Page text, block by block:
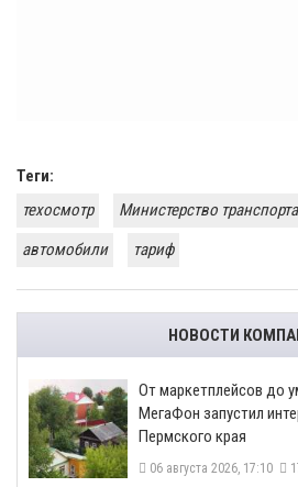
Теги:
техосмотр
Министерство
автомобили
тариф
НОВОСТИ
От маркетплейсов до
МегаФон запустил
Пермского края
06 августа 2026, 17:10